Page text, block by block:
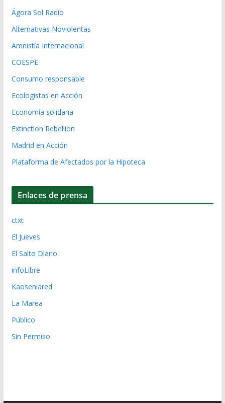
Ágora Sol Radio
Alternativas Noviolentas
Amnistía Internacional
COESPE
Consumo responsable
Ecologistas en Acción
Economía solidaria
Extinction Rebellion
Madrid en Acción
Plataforma de Afectados por la Hipoteca
Enlaces de prensa
ctxt
El Jueves
El Salto Diario
infoLibre
Kaosenlared
La Marea
Público
Sin Permiso